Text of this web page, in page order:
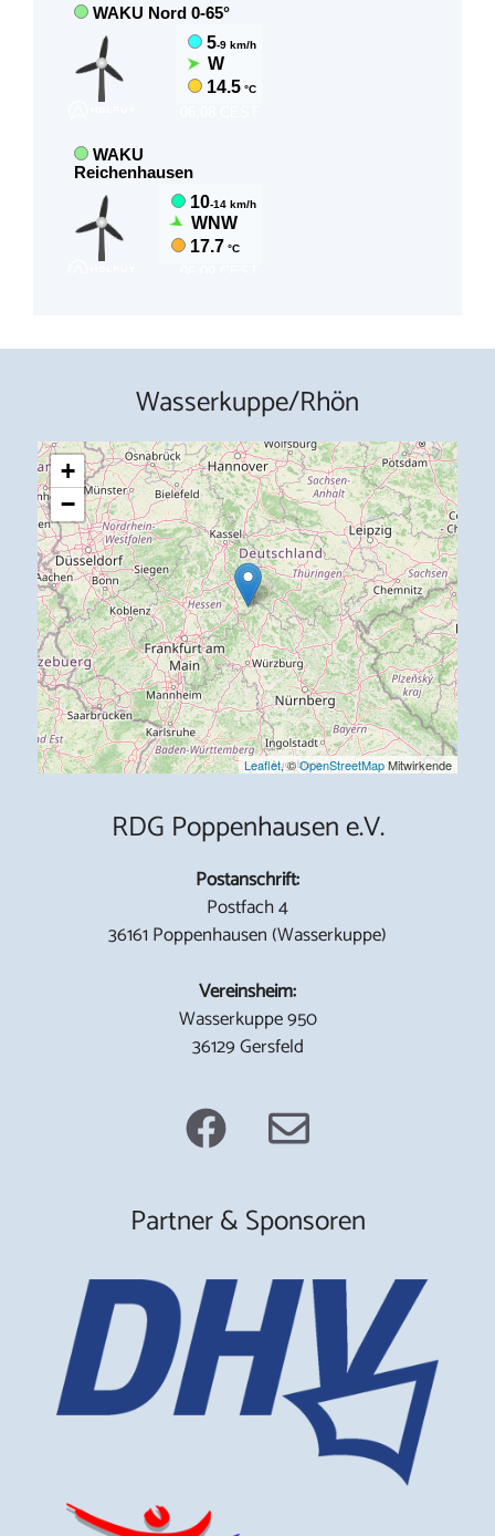
Wasserkuppe/Rhön
+
−
Leaflet, ©OpenStreetMapMitwirkende
RDG Poppenhausen e.V.
Postanschrift:
Postfach 4
36161 Poppenhausen (Wasserkuppe)
Vereinsheim:
Wasserkuppe 950
36129 Gersfeld
Partner & Sponsoren